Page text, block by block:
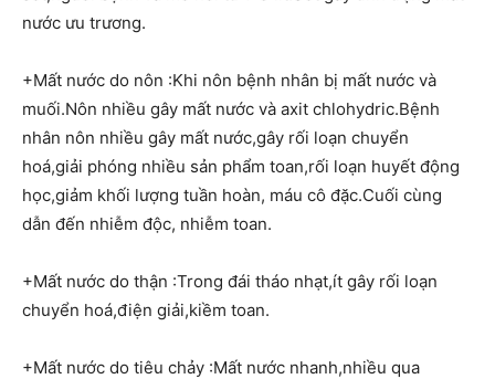
nước ưu trương.
+Mất nước do nôn :Khi nôn bệnh nhân bị mất nước và
muối.Nôn nhiều gây mất nước và axit chlohydric.Bệnh
nhân nôn nhiều gây mất nước,gây rối loạn chuyển
hoá,giải phóng nhiều sản phẩm toan,rối loạn huyết động
học,giảm khối lượng tuần hoàn, máu cô đặc.Cuối cùng
dẫn đến nhiễm độc, nhiễm toan.
+Mất nước do thận :Trong đái tháo nhạt,ít gây rối loạn
chuyển hoá,điện giải,kiềm toan.
+Mất nước do tiêu chảy :Mất nước nhanh,nhiều qua